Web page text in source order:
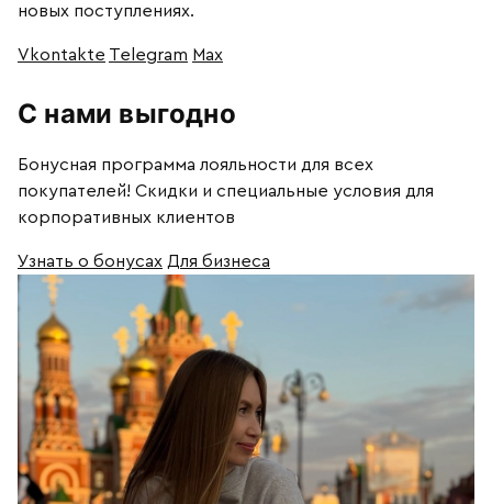
новых поступлениях.
Vkontakte Telegram Max
С нами выгодно
Бонусная программа лояльности для всех
покупателей! Скидки и специальные условия для
корпоративных клиентов
Узнать о бонусах Для бизнеса